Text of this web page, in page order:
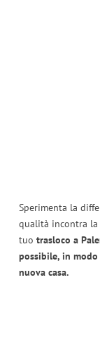
Sperimenta la
qualità incontra
tuo trasloco a
possibile, in
nuova casa.